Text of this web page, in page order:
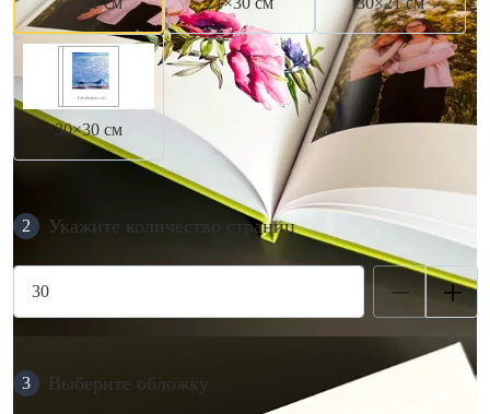
30×30 см
2 Укажите количество страниц
3 Выберите обложку